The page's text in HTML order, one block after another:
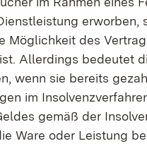
erworben,
Möglichkeit des
Allerdings bedeutet
wenn sie bereits
im
gemäß der
Ware oder Leistung